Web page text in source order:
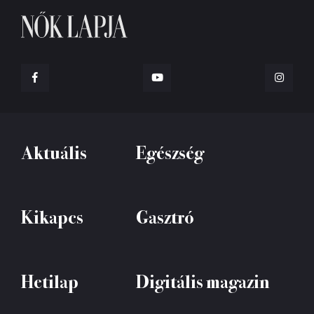
Aktuális Egészség
Kikapcs Gasztró
Hetilap Digitális magazin